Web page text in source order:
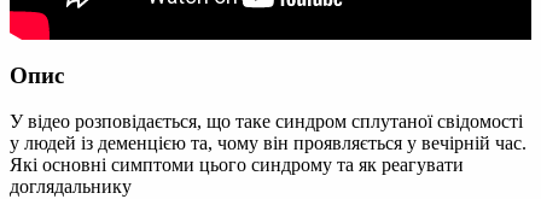
Опис
У відео розповідається, що таке синдром сплутаної свідомості
у людей із деменцією та, чому він проявляється у вечірній час.
Які основні симптоми цього синдрому та як реагувати
доглядальнику